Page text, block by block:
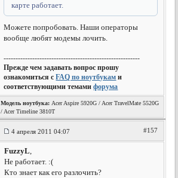
карте работает.
Можете попробовать. Наши операторы
вообще любят модемы лочить.
---------------------------------------------------------
Прежде чем задавать вопрос прошу
ознакомиться сFAQ по ноутбукам и
соответствующими темамифорума
Модель ноутбука: Acer Aspire 5920G / Acer TravelMate 5520G
/ Acer Timeline 3810T
4 апреля 2011 04:07 #157
FuzzyL,
Не работает. :(
Кто знает как его разлочить?